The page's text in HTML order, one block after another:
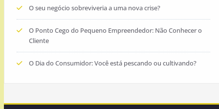
O seu negócio sobreviveria a uma nova crise?
O Ponto Cego do Pequeno Empreendedor: Não Conhecer o
Cliente
O Dia do Consumidor: Você está pescando ou cultivando?